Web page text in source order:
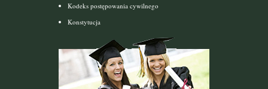
Kodeks postępowania cywilnego
Konstytucja